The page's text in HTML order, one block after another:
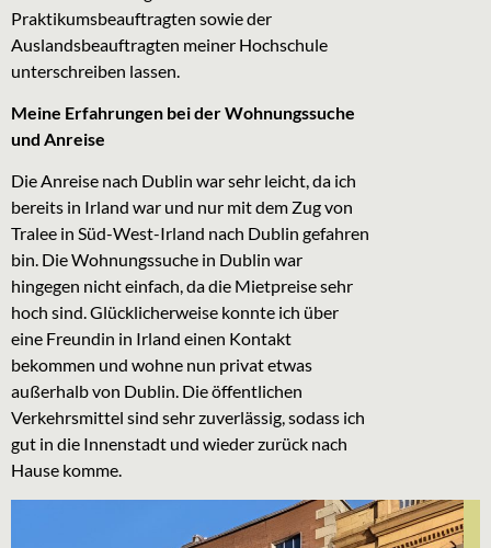
Praktikumsbeauftragten sowie der
Auslandsbeauftragten meiner Hochschule
unterschreiben lassen.
Meine Erfahrungen bei derWohnungssuche
und Anreise
Die Anreise nach Dublin war sehr leicht, da ich
bereits in Irland war und nur mit dem Zug von
Tralee in Süd-West-Irland nach Dublin gefahren
bin. Die Wohnungssuche in Dublin war
hingegen nicht einfach, da die Mietpreise sehr
hoch sind. Glücklicherweise konnte ich über
eine Freundin in Irland einen Kontakt
bekommen und wohne nun privat etwas
außerhalb von Dublin. Die öffentlichen
Verkehrsmittel sind sehr zuverlässig, sodass ich
gut in die Innenstadt und wieder zurück nach
Hause komme.